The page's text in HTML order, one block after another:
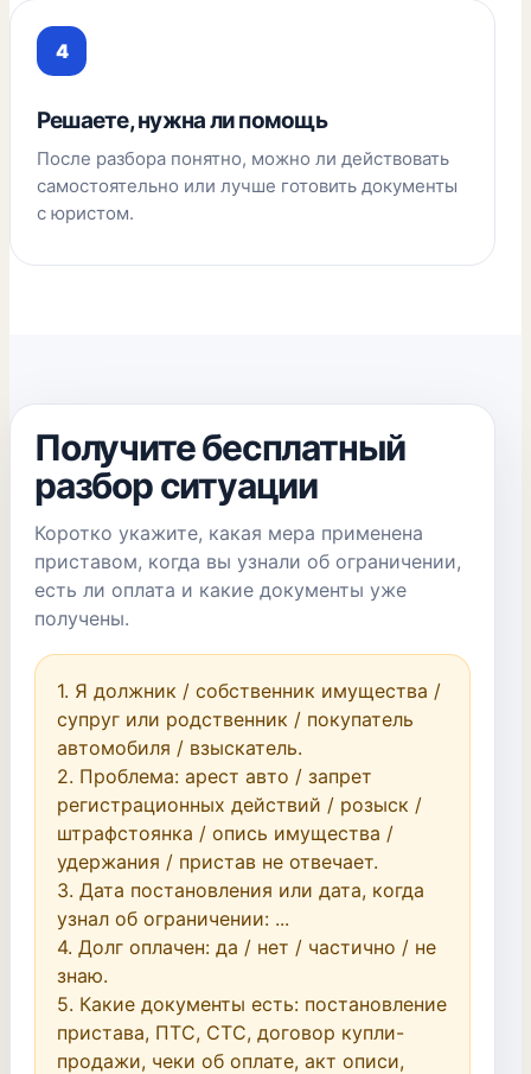
Решаете, нужна ли помощь
После разбора понятно, можно ли действовать
самостоятельно или лучше готовить документы
с юристом.
Получите бесплатный
разбор ситуации
Коротко укажите, какая мера применена
приставом, когда вы узнали об ограничении,
есть ли оплата и какие документы уже
получены.
1. Я должник / собственник имущества /
супруг или родственник / покупатель
автомобиля / взыскатель.
2. Проблема: арест авто / запрет
регистрационных действий / розыск /
штрафстоянка / опись имущества /
удержания / пристав не отвечает.
3. Дата постановления или дата, когда
узнал об ограничении: ...
4. Долг оплачен: да / нет / частично / не
знаю.
5. Какие документы есть: постановление
пристава, ПТС, СТС, договор купли-
продажи, чеки об оплате, акт описи,